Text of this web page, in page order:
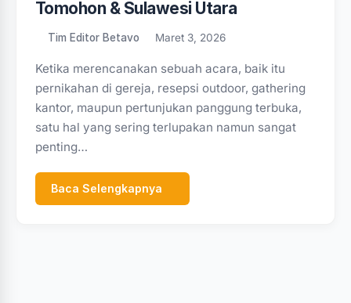
Tomohon & Sulawesi Utara
Tim Editor Betavo Maret 3, 2026
Ketika merencanakan sebuah acara, baik itu
pernikahan di gereja, resepsi outdoor, gathering
kantor, maupun pertunjukan panggung terbuka,
satu hal yang sering terlupakan namun sangat
penting…
Baca Selengkapnya